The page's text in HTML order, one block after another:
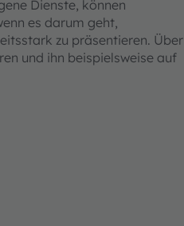
Dienste, können
es darum geht,
zu präsentieren. Über
und ihn beispielsweise auf